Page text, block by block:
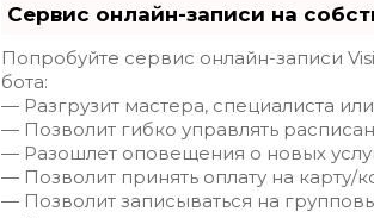
Сервис онлайн-записи на
Попробуйте сервис онлайн-записи
бота:
— Разгрузит мастера, специалиста
— Позволит гибко управлять
— Разошлет оповещения о новых
— Позволит принять оплату на карту/
— Позволит записываться на